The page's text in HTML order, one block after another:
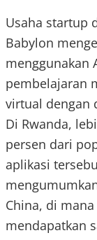
Usaha startup
Babylon
menggunakan
pembelajaran
virtual dengan
Di Rwanda,
persen dari
aplikasi
China, di
mendapatkan